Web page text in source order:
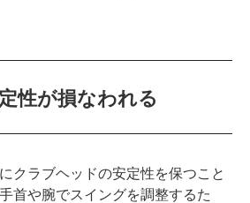
性が損なわれる
クラブヘッドの安定性を保つこと
首や腕でスイングを調整するた